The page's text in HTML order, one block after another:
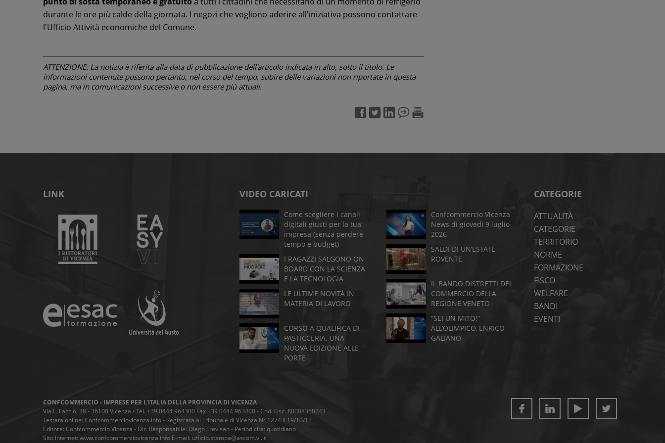
durante le ore più calde della giornata. I negozi che vogliono aderire all'iniziativa possono contattare
l'Ufficio Attività economiche del Comune.
ATTENZIONE: La notizia è riferita alla data di pubblicazione dell'articolo indicata in alto, sotto il titolo. Le
informazioni contenute possono pertanto, nel corso del tempo, subire delle variazioni non riportate in questa
pagina, ma in comunicazioni successive o non essere più attuali.
LINK CATEGORIE
ATTUALITÀ
CATEGORIE
TERRITORIO
NORME
FORMAZIONE
FISCO
WELFARE
BANDI
EVENTI
VIDEO CARICATI
Come scegliere i canali
digitali giusti per la tua
impresa (senza perdere
tempo e budget)
I RAGAZZI SALGONO ON
BOARD CON LA SCIENZA
E LA TECNOLOGIA
LE ULTIME NOVITÀ IN
MATERIA DI LAVORO
CORSO A QUALIFICA DI
PASTICCERIA. UNA
NUOVA EDIZIONE ALLE
PORTE
Confcommercio Vicenza
News di giovedì 9 luglio
2026
SALDI DI UN’ESTATE
ROVENTE
IL BANDO DISTRETTI DEL
COMMERCIO DELLA
REGIONE VENETO
“SEI UN MITO!”
ALL’OLIMPICO, ENRICO
GALIANO
CONFCOMMERCIO - IMPRESE PER L'ITALIA DELLA PROVINCIA DI VICENZA
Via L. Faccio, 38 - 36100 Vicenza - Tel. +39 0444 964300 Fax +39 0444 963400 - Cod. Fisc. 80008350243
Testata online: Confcommerciovicenza.info - Registrata al Tribunale di Vicenza N° 1274 il 19/10/12
Editore: Confcommercio Vicenza - Dir. Responsabile: Diego Trevisan - Periodicità: quotidiano
Sito internet: www.confcommerciovicenza.info E-mail: ufficio.stampa@ascom.vi.it